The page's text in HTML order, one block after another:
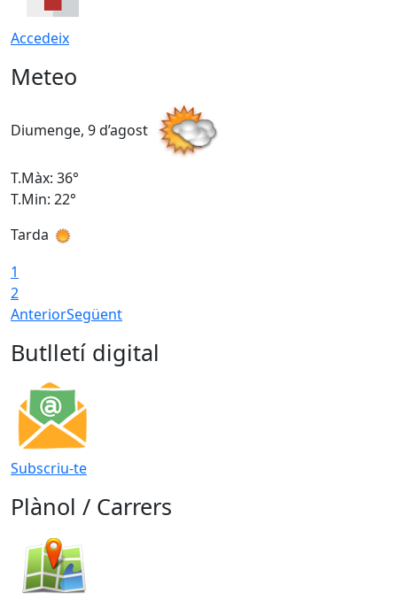
Accedeix
Meteo
Diumenge, 9 d’agost
T.Màx: 36°
T.Min: 22°
Tarda
1
2
AnteriorSegüent
Butlletí digital
Subscriu-te
Plànol / Carrers